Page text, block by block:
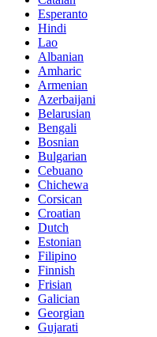
Esperanto
Hindi
Lao
Albanian
Amharic
Armenian
Azerbaijani
Belarusian
Bengali
Bosnian
Bulgarian
Cebuano
Chichewa
Corsican
Croatian
Dutch
Estonian
Filipino
Finnish
Frisian
Galician
Georgian
Gujarati